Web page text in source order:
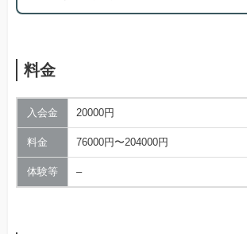
料金
入会金 20000円
料金 76000円〜204000円
体験等 –